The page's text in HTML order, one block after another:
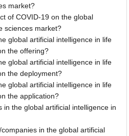
market?
of COVID-19 on the global
sciences market?
global artificial intelligence in life
the offering?
global artificial intelligence in life
the deployment?
global artificial intelligence in life
the application?
in the global artificial intelligence in
in the global artificial